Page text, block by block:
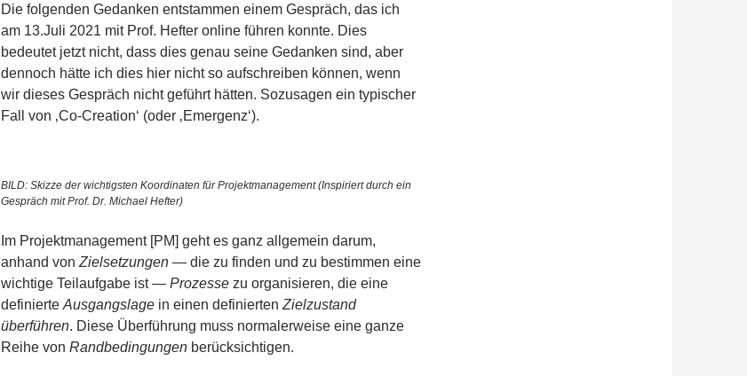
Die folgenden Gedanken entstammen einem Gespräch, das ich
am 13.Juli 2021 mit Prof. Hefter online führen konnte. Dies
bedeutet jetzt nicht, dass dies genau seine Gedanken sind, aber
dennoch hätte ich dies hier nicht so aufschreiben können, wenn
wir dieses Gespräch nicht geführt hätten. Sozusagen ein typischer
Fall von ‚Co-Creation‘ (oder ‚Emergenz‘).
BILD: Skizze der wichtigsten Koordinaten für Projektmanagement (Inspiriert durch ein
Gespräch mit Prof. Dr. Michael Hefter)
Im Projektmanagement [PM] geht es ganz allgemein darum,
anhand von Zielsetzungen — die zu finden und zu bestimmen eine
wichtige Teilaufgabe ist — Prozesse zu organisieren, die eine
definierte Ausgangslage in einen definierten Zielzustand
überführen. Diese Überführung muss normalerweise eine ganze
Reihe von Randbedingungen berücksichtigen.